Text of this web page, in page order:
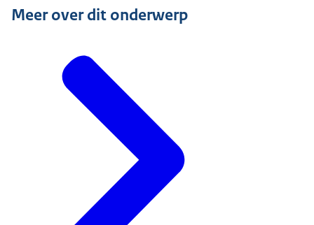
Meer over dit onderwerp